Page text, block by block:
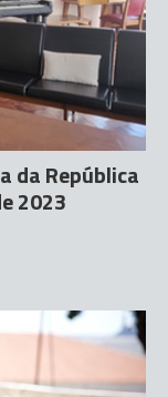
da República
2023